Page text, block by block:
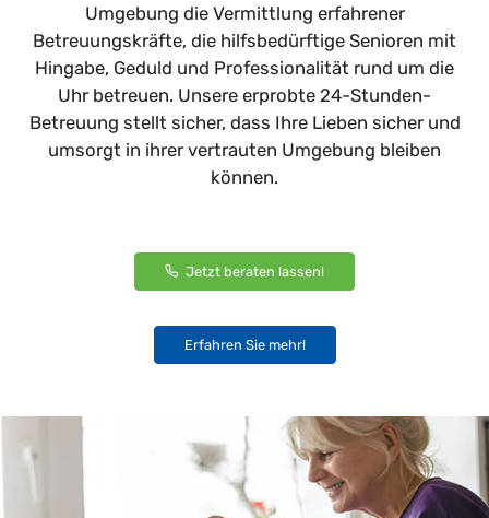
Umgebung die Vermittlung erfahrener
Betreuungskräfte, die hilfsbedürftige Senioren mit
Hingabe, Geduld und Professionalität rund um die
Uhr betreuen. Unsere erprobte 24-Stunden-
Betreuung stellt sicher, dass Ihre Lieben sicher und
umsorgt in ihrer vertrauten Umgebung bleiben
können.
Jetzt beraten lassen!
Erfahren Sie mehr!